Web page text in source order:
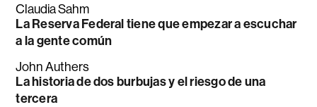
Claudia Sahm
La Reserva Federal tiene que empezar a escuchar
a la gente común
John Authers
La historia de dos burbujas y el riesgo de una
tercera